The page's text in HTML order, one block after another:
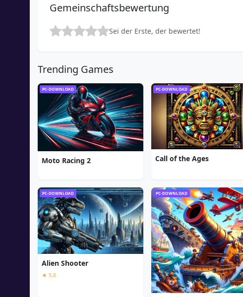
Gemeinschaftsbewertung
Sei der Erste, der bewertet!
Trending Games
PC-DOWNLOAD
Moto Racing 2
PC-DOWNLOAD
Call of the Ages
PC-DOWNLOAD
Alien Shooter
★ 5,0
PC-DOWNLOAD